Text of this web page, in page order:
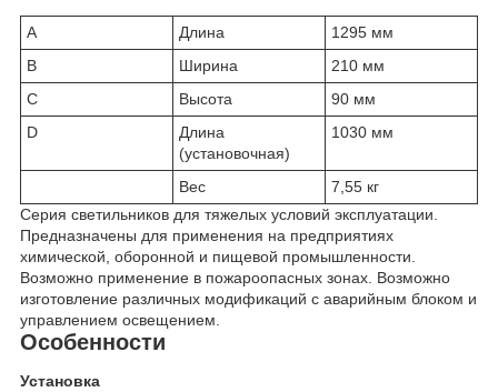
A Длина
1295 мм
B
Ширина
210 мм
C
Высота
90 мм
D
Длина
(установочная)
1030 мм
Вес
7,55 кг
Серия светильников для тяжелых условий эксплуатации.
Предназначены для применения на предприятиях
химической, оборонной и пищевой промышленности.
Возможно применение в пожароопасных зонах. Возможно
изготовление различных модификаций с аварийным блоком и
управлением освещением.
Особенности
Установка